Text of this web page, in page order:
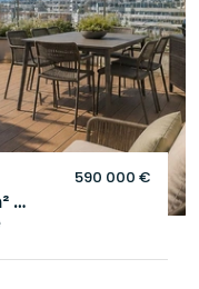
|
590 000 €